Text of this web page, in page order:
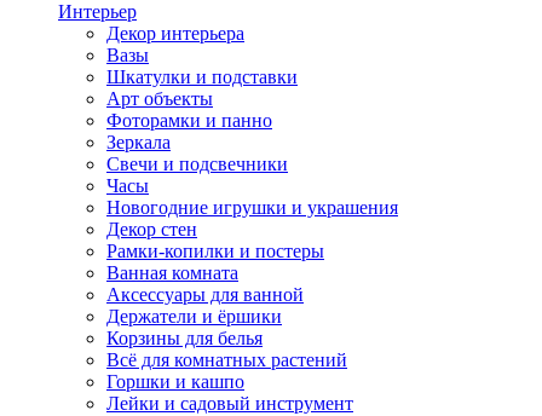
Интерьер
Декор интерьера
Вазы
Шкатулки и подставки
Арт объекты
Фоторамки и панно
Зеркала
Свечи и подсвечники
Часы
Новогодние игрушки и украшения
Декор стен
Рамки-копилки и постеры
Ванная комната
Аксессуары для ванной
Держатели и ёршики
Корзины для белья
Всё для комнатных растений
Горшки и кашпо
Лейки и садовый инструмент